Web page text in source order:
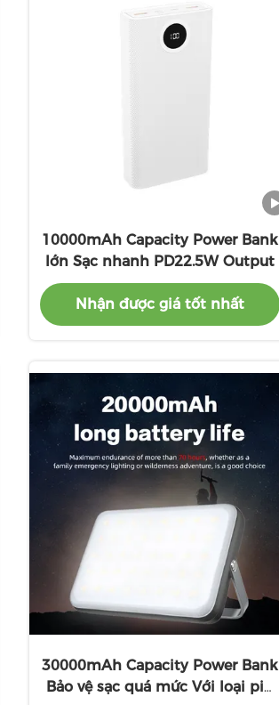
10000mAh Capacity Power Bank
lớn Sạc nhanh PD22.5W Output
Nhận được giá tốt nhất
30000mAh Capacity Power Bank
Bảo vệ sạc quá mức Với loại pin